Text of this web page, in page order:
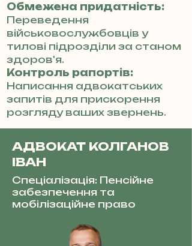
Обмежена придатність:
Переведення
військовослужбовців у
тилові підрозділи за станом
здоров'я.
Контроль рапортів:
Написання адвокатських
запитів для прискорення
розгляду ваших звернень.
АДВОКАТ КОЛГАНОВ
ІВАН
Спеціалізація: Пенсійне
забезпечення та
мобілізаційне право